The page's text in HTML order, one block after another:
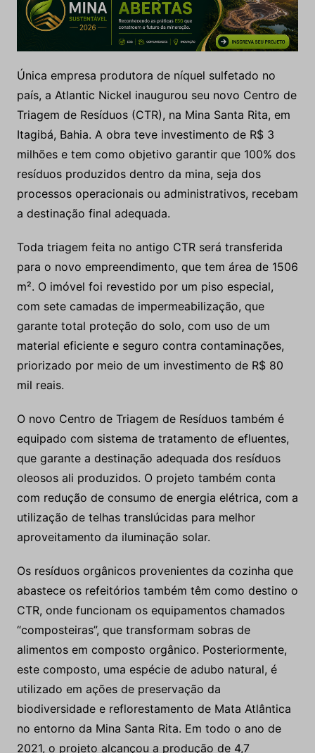
Única empresa produtora de níquel sulfetado no
país, a Atlantic Nickel inaugurou seu novo Centro de
Triagem de Resíduos (CTR), na Mina Santa Rita, em
Itagibá, Bahia. A obra teve investimento de R$ 3
milhões e tem como objetivo garantir que 100% dos
resíduos produzidos dentro da mina, seja dos
processos operacionais ou administrativos, recebam
a destinação final adequada.
Toda triagem feita no antigo CTR será transferida
para o novo empreendimento, que tem área de 1506
m². O imóvel foi revestido por um piso especial,
com sete camadas de impermeabilização, que
garante total proteção do solo, com uso de um
material eficiente e seguro contra contaminações,
priorizado por meio de um investimento de R$ 80
mil reais.
O novo Centro de Triagem de Resíduos também é
equipado com sistema de tratamento de efluentes,
que garante a destinação adequada dos resíduos
oleosos ali produzidos. O projeto também conta
com redução de consumo de energia elétrica, com a
utilização de telhas translúcidas para melhor
aproveitamento da iluminação solar.
Os resíduos orgânicos provenientes da cozinha que
abastece os refeitórios também têm como destino o
CTR, onde funcionam os equipamentos chamados
“composteiras”, que transformam sobras de
alimentos em composto orgânico. Posteriormente,
este composto, uma espécie de adubo natural, é
utilizado em ações de preservação da
biodiversidade e reflorestamento de Mata Atlântica
no entorno da Mina Santa Rita. Em todo o ano de
2021, o projeto alcançou a produção de 4,7